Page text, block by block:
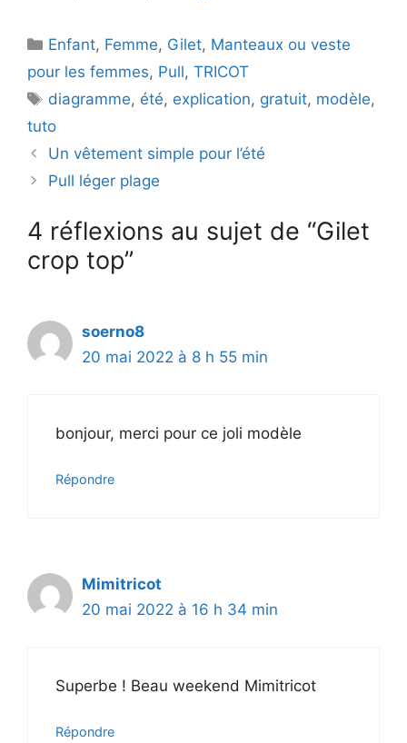
Catégories
Enfant, Femme, Gilet, Manteaux ou veste
pour les femmes, Pull, TRICOT
Étiquettes
diagramme, été, explication, gratuit, modèle,
tuto
Un vêtement simple pour l’été
Pull léger plage
4 réflexions au sujet de “Gilet
crop top”
soerno8
20 mai 2022 à 8 h 55 min
bonjour, merci pour ce joli modèle
Répondre
Mimitricot
20 mai 2022 à 16 h 34 min
Superbe ! Beau weekend Mimitricot
Répondre